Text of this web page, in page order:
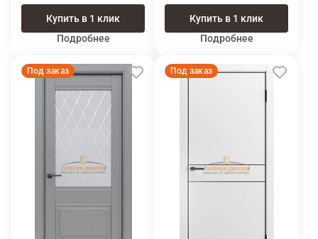
Купить в 1 клик
Подробнее
Купить в 1 клик
Подробнее
Под заказ Под заказ